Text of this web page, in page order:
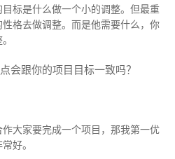
标是什么做一个小的调整。但最重
格去做调整。而是他需要什么，你
会跟你的项目目标一致吗？
大家要完成一个项目，那我第一优
好。